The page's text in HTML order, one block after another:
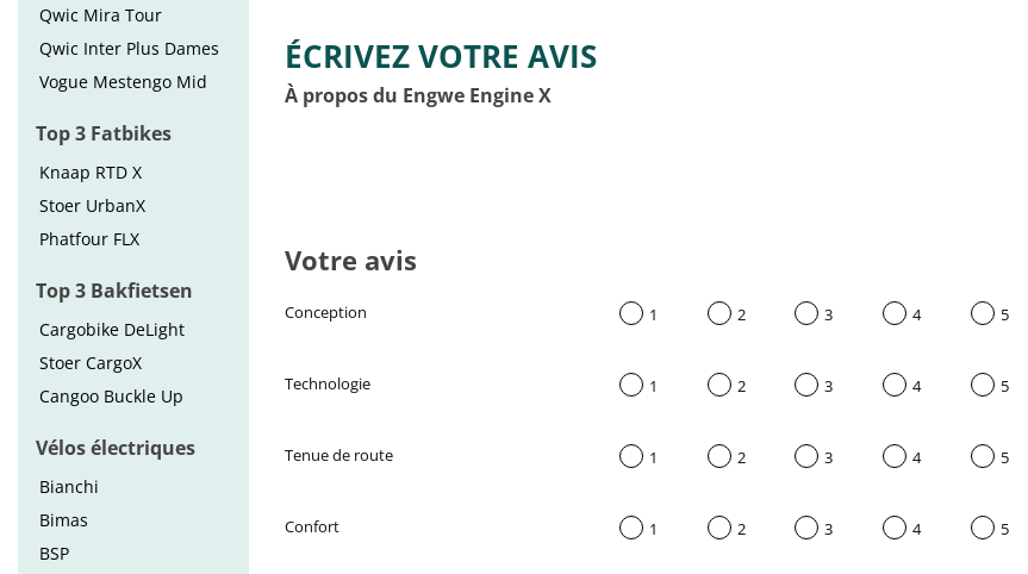
Qwic Mira Tour
Qwic Inter Plus Dames
Vogue Mestengo Mid
Top 3 Fatbikes
Knaap RTD X
Stoer UrbanX
Phatfour FLX
Top 3 Bakfietsen
Cargobike DeLight
Stoer CargoX
Cangoo Buckle Up
Vélos électriques
Bianchi
Bimas
BSP
ÉCRIVEZ VOTRE AVIS
À propos du Engwe Engine X
Votre avis
Conception 1 2 3 4 5
Technologie 1 2 3 4 5
Tenue de route 1 2 3 4 5
Confort 1 2 3 4 5